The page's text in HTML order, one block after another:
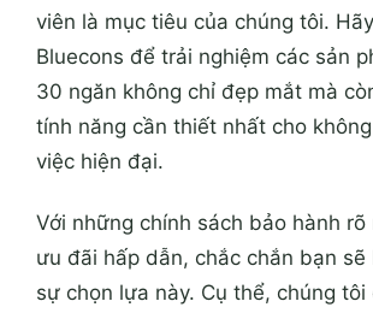
viên là mục tiêu của chúng tôi.
Bluecons để trải nghiệm các sản
30 ngăn không chỉ đẹp mắt mà
tính năng cần thiết nhất cho
việc hiện đại.
Với những chính sách bảo hành rõ
ưu đãi hấp dẫn, chắc chắn bạn sẽ
sự chọn lựa này. Cụ thể, chúng tôi